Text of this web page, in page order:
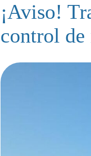
¡Aviso!
control de